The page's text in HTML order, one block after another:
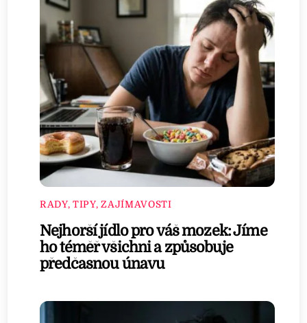
RADY, TIPY, ZAJÍMAVOSTI
Nejhorší jídlo pro váš mozek: Jíme
ho téměř všichni a způsobuje
předčasnou únavu